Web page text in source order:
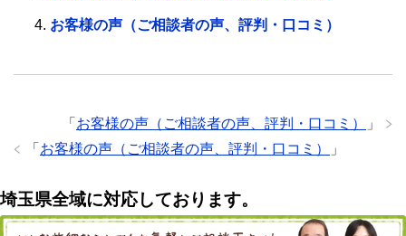
お客様の声（ご相談者の声、評判・口コミ）
「 お客様の声（ご相談者の声、評判・口コミ）
」
「 お客様の声（ご相談者の声、評判・口コミ） 」
埼玉県全域に対応しております。